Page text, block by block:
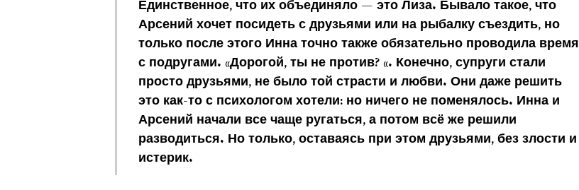
Единственное, что их объединяло — это Лиза. Бывало такое, что
Арсений хочет посидеть с друзьями или на рыбалку съездить, но
только после этого Инна точно также обязательно проводила время
с подругами. «Дорогой, ты не против? «. Конечно, супруги стали
просто друзьями, не было той страсти и любви. Они даже решить
это как-то с психологом хотели: но ничего не поменялось. Инна и
Арсений начали все чаще ругаться, а потом всё же решили
разводиться. Но только, оставаясь при этом друзьями, без злости и
истерик.